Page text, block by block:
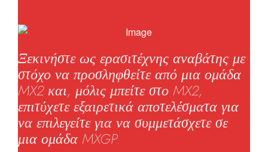
Ξεκινήστε ως ερασιτέχνης αναβάτης με
στόχο να προσληφθείτε από μια ομάδα
MX2 και, μόλις μπείτε στο MX2,
επιτύχετε εξαιρετικά αποτελέσματα για
να επιλεγείτε για να συμμετάσχετε σε
μια ομάδα MXGP.